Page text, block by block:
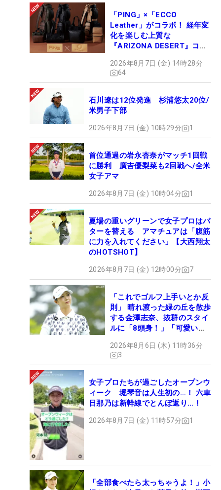
「PING」×「ECCO
Leather」がコラボ！ 経年変
化を楽しむ上質な
『ARIZONA DESERT』コレ
ュー
2026年8月7日 (金) 14時28分
64
石川遼は12位発進 杉浦悠太20位/
米男子下部
2026年8月7日 (金) 10時29分 1
首位通過の岩永杏奈がマッチ1回戦
に勝利 廣吉優梨菜も2回戦へ/全米
女子アマ
2026年8月7日 (金) 10時04分 1
夏場の重いグリーンで女子プロはパ
ターを替える アマチュアは「腹筋
に力を入れてください」【大西翔太
のHOTSHOT】
2026年8月7日 (金) 12時00分 7
「これでゴルフ上手いとか反
則」 晴れ渡った緑の丘を散歩
する金澤志奈、抜群のスタイ
ルに「8頭身！」「可愛いに
2026年8月6日 (木) 11時36分
3
女子プロたちが過ごしたオープンウ
ィーク 堀琴音は人生初の…！ 六車
日那乃は新幹線でとんぼ返り…！
2026年8月7日 (金) 11時57分 1
「全部食べたら太っちゃうよ！」小